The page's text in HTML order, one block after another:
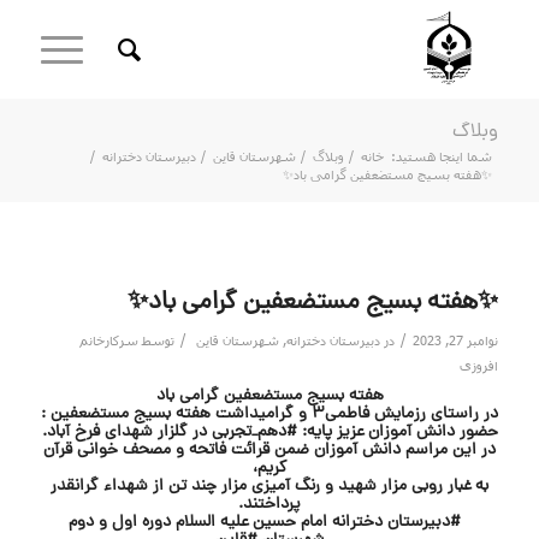
وبلاگ
شما اینجا هستید: خانه / وبلاگ / شهرستان قاین / دبیرستان دخترانه /
✨هفته بسیج مستضعفین گرامی باد✨
✨هفته بسیج مستضعفین گرامی باد✨
نوامبر 27, 2023 / در دبیرستان دخترانه, شهرستان قاین / توسط سرکارخانم
افروزی
هفته بسیج مستضعفین گرامی باد
در راستای رزمایش فاطمی3 و گرامیداشت هفته بسیج مستضعفین :
حضور دانش آموزان عزیز پایه:#دهم_تجربیدر گلزار شهدای فرخ آباد.
در این مراسم دانش آموزان ضمن قرائت فاتحه و مصحف خوانی قرآن
کریم،
به غبار روبی مزار شهید و رنگ آمیزی مزار چند تن از شهداء گرانقدر
پرداختند.
#دبیرستاندخترانه امام حسین علیه السلام دوره اول و دوم